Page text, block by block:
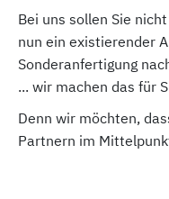
Bei uns sollen Sie
nun ein existierender
Sonderanfertigung
... wir machen das für
Denn wir möchten,
Partnern im